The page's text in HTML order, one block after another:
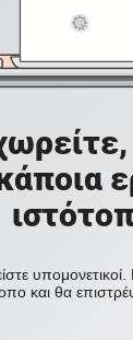
υπομονετικοί.
και θα